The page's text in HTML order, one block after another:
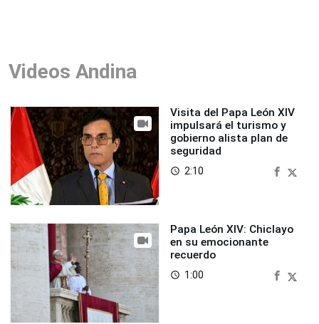
Videos Andina
Visita del Papa León XIV
impulsará el turismo y
gobierno alista plan de
seguridad
access_time 2:10
Papa León XIV: Chiclayo
en su emocionante
recuerdo
access_time 1:00